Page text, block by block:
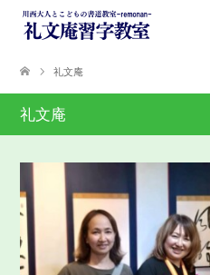
礼文庵
礼文庵